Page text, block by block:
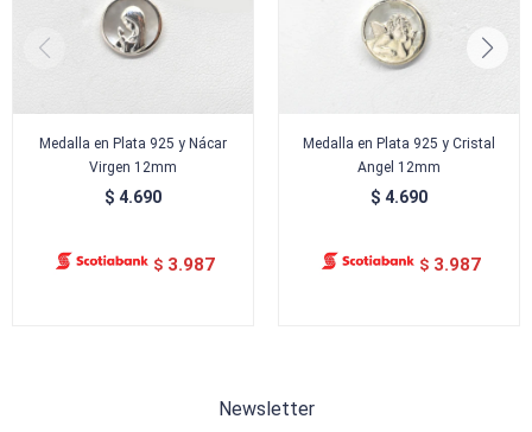
Medalla en Plata 925 y Nácar
Virgen 12mm
$ 4.690
$ 3.987
Medalla en Plata 925 y Cristal
Angel 12mm
$ 4.690
$ 3.987
Newsletter